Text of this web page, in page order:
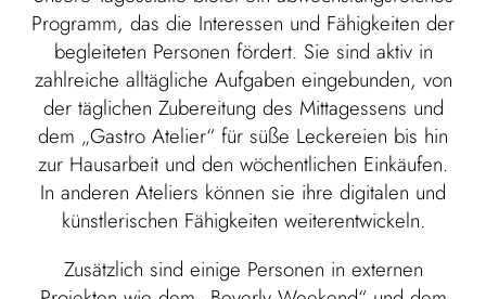
Programm, das die Interessen und Fähigkeiten der
begleiteten Personen fördert. Sie sind aktiv in
zahlreiche alltägliche Aufgaben eingebunden, von
der täglichen Zubereitung des Mittagessens und
dem „Gastro Atelier“ für süße Leckereien bis hin
zur Hausarbeit und den wöchentlichen Einkäufen.
In anderen Ateliers können sie ihre digitalen und
künstlerischen Fähigkeiten weiterentwickeln.
Zusätzlich sind einige Personen in externen